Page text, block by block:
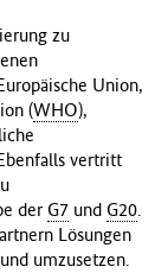
zu
Union,
(WHO),
vertritt
der G7 und G20.
Lösungen
umzusetzen.